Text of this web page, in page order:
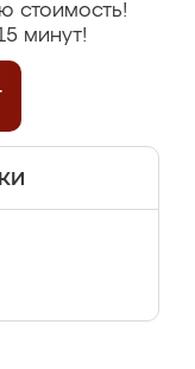
стоимость!
минут!